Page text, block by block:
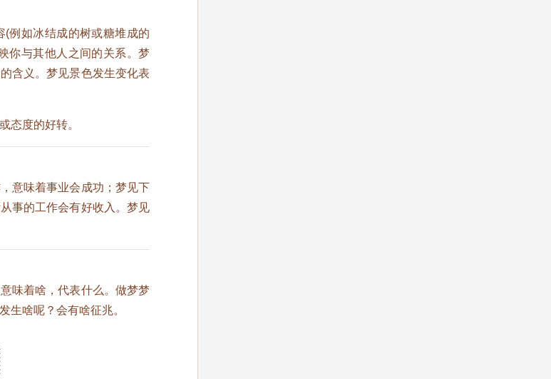
例如冰结成的树或糖堆成的
你与其他人之间的关系。梦
含义。梦见景色发生变化表
态度的好转。
意味着事业会成功；梦见下
事的工作会有好收入。梦见
味着啥，代表什么。做梦梦
生啥呢？会有啥征兆。